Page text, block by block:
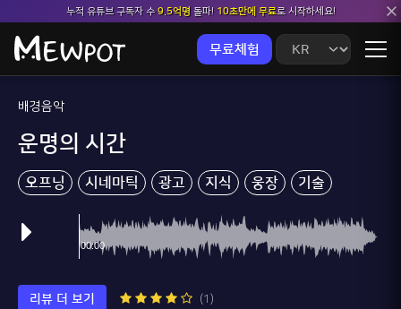
누적 유튜브 구독자 수9.5억명돌파! 10초만에 무료로 시작하세요!
무료체험
배경음악
운명의 시간
오프닝 시네마틱 광고 지식 웅장 기술
리뷰 더 보기 (1)